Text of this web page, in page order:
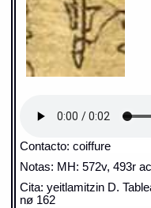
Contacto: coiffure
Notas: MH: 572v, 493r
Cita: yeitlamitzin D.
nø 162